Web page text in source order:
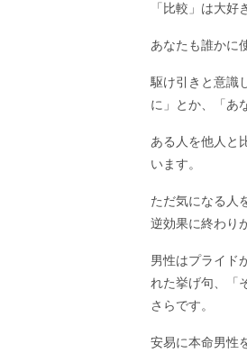
「比較」は大好
あなたも誰かに
駆け引きと意識
に」とか、「あ
ある人を他人と
います。
ただ気になる人
逆効果に終わり
男性はプライド
れた挙げ句、「
さらです。
安易に本命男性